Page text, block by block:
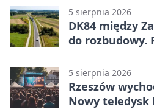
pierwszoligowca
5 sierpnia 2026
DK84 między
do rozbudowy.
5 sierpnia 2026
Rzeszów
Nowy teledysk